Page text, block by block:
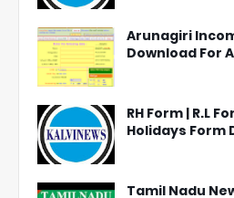
Arunagiri
Download For
RH Form | R.L
Holidays Form
Tamil Nadu